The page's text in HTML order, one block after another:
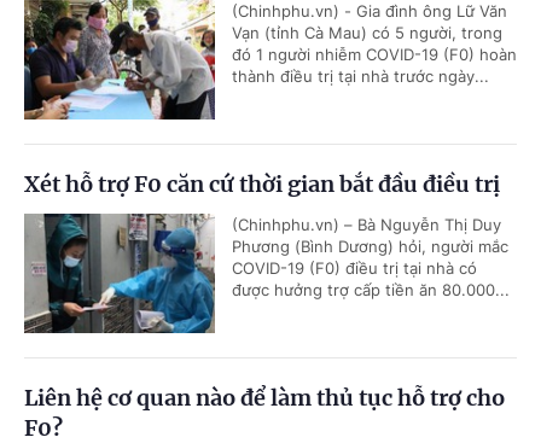
(Chinhphu.vn) - Gia đình ông Lữ Văn
Vạn (tỉnh Cà Mau) có 5 người, trong
đó 1 người nhiễm COVID-19 (F0) hoàn
thành điều trị tại nhà trước ngày...
Xét hỗ trợ F0 căn cứ thời gian bắt đầu điều trị
(Chinhphu.vn) – Bà Nguyễn Thị Duy
Phương (Bình Dương) hỏi, người mắc
COVID-19 (F0) điều trị tại nhà có
được hưởng trợ cấp tiền ăn 80.000...
Liên hệ cơ quan nào để làm thủ tục hỗ trợ cho
F0?